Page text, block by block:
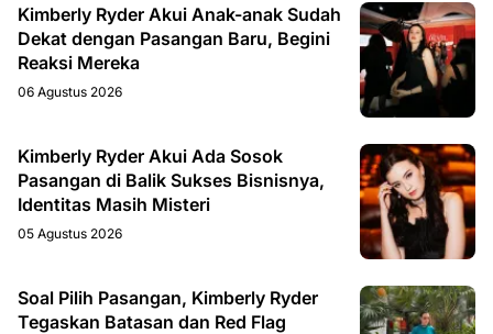
Kimberly Ryder Akui Anak-anak Sudah
Dekat dengan Pasangan Baru, Begini
Reaksi Mereka
06 Agustus 2026
Kimberly Ryder Akui Ada Sosok
Pasangan di Balik Sukses Bisnisnya,
Identitas Masih Misteri
05 Agustus 2026
Soal Pilih Pasangan, Kimberly Ryder
Tegaskan Batasan dan Red Flag